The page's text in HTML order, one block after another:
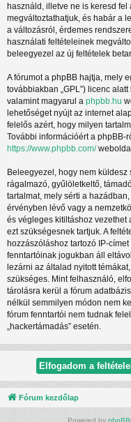
használd, illetve ne is keresd fel
megváltoztathatjuk, és habár a
a változásról, érdemes
használati feltételeinek
beleegyezel az új feltételek
A fórumot a phpBB hajtja, mely
továbbiakban „GPL”) licenc
valamint magyarul a phpbb.hu
lehetőséget nyújt az internet
felelős azért, hogy milyen
További információért a phpBB-
https://www.phpbb.com/
Beleegyezel, hogy nem küldesz
rágalmazó, gyűlöletkeltő,
tartalmat, mely sérti a
érvényben lévő vagy a
és végleges kitiltáshoz vezethet
ezt szükségesnek tartjuk. A
hozzászóláshoz tartozó IP-
fenntartóinak jogukban áll
lezárni az általad nyitott
szükséges. Mint felhasználó,
tárolásra kerül a fórum
nélkül semmilyen módon nem
fórum fenntartói nem tudnak
„hackertámadás” esetén.
Fórum kezdőlap
Powered by phpBB